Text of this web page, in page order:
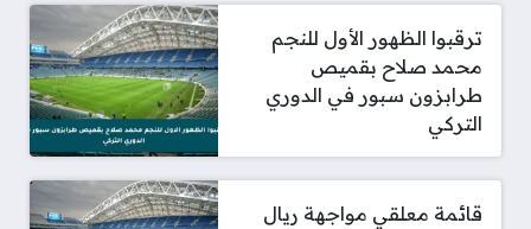
ترقبوا الظهور الأول للنجم
محمد صلاح بقميص
طرابزون سبور في الدوري
التركي
قائمة معلقي مواجهة ريال